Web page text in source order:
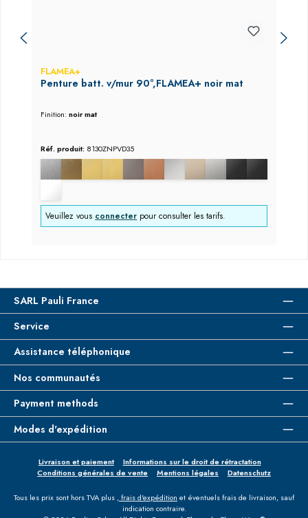
FLAMEA+
Penture batt. v/mur 90°,FLAMEA+ noir mat
Finition:noir mat
Réf. produit: 8130ZNPVD35
Veuillez vous connecter pour consulter les tarifs.
SARL Pauli France
Service
Assistance téléphonique
Nos communautés
Payment methods
Modes d'expédition
Livraison et paiement
Informations sur le droit de rétractation
Conditions générales de vente
Mentions légales Datenschutz
Tous les prix sont hors TVA plus , frais d'expédition et éventuels frais de livraison, sauf
indication contraire.